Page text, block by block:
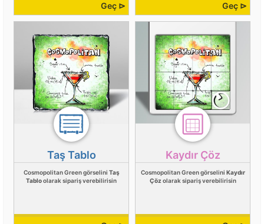
Geç ⊳ Geç ⊳
Taş Tablo
Cosmopolitan Green görselini Taş
Tabloolarak sipariş verebilirisin
Kaydır Çöz
Cosmopolitan Green görselini Kaydır
Çöz olarak sipariş verebilirisin